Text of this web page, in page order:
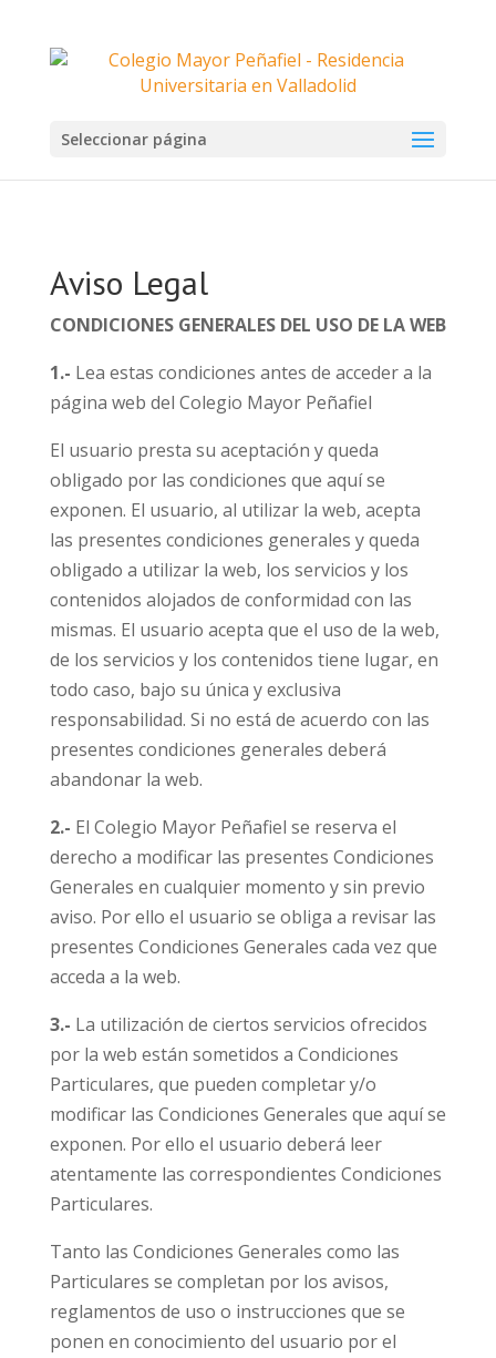
Seleccionar página
Aviso Legal
CONDICIONES GENERALES DEL USO DE LA WEB
1.- Lea estas condiciones antes de acceder a la
página web del Colegio Mayor Peñafiel
El usuario presta su aceptación y queda
obligado por las condiciones que aquí se
exponen. El usuario, al utilizar la web, acepta
las presentes condiciones generales y queda
obligado a utilizar la web, los servicios y los
contenidos alojados de conformidad con las
mismas. El usuario acepta que el uso de la web,
de los servicios y los contenidos tiene lugar, en
todo caso, bajo su única y exclusiva
responsabilidad. Si no está de acuerdo con las
presentes condiciones generales deberá
abandonar la web.
2.- El Colegio Mayor Peñafiel se reserva el
derecho a modificar las presentes Condiciones
Generales en cualquier momento y sin previo
aviso. Por ello el usuario se obliga a revisar las
presentes Condiciones Generales cada vez que
acceda a la web.
3.- La utilización de ciertos servicios ofrecidos
por la web están sometidos a Condiciones
Particulares, que pueden completar y/o
modificar las Condiciones Generales que aquí se
exponen. Por ello el usuario deberá leer
atentamente las correspondientes Condiciones
Particulares.
Tanto las Condiciones Generales como las
Particulares se completan por los avisos,
reglamentos de uso o instrucciones que se
ponen en conocimiento del usuario por el